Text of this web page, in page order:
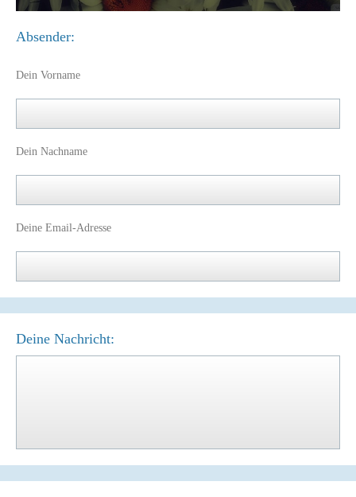
Absender:
Dein Vorname
Dein Nachname
Deine Email-Adresse
Deine Nachricht: